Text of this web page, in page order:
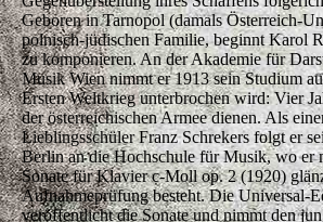
Geboren in Tarnopol (damals Österreich-
polnisch-jüdischen Familie, beginnt Karol
zu komponieren. An der Akademie für
Musik Wien nimmt er 1913 sein Studium
Ersten Weltkrieg unterbrochen wird: Vier
der österreichischen Armee dienen. Als
Lieblingsschüler Franz Schrekers folgt er
Berlin an die Hochschule für Musik, wo er
Sonate für Klavier c-Moll op. 2 (1920)
Aufnahmeprüfung besteht. Die Universal-
veröffentlicht die Sonate und nimmt den